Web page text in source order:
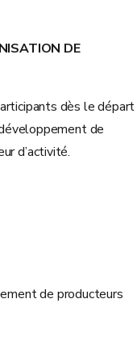
DE
dès le départ
de
d’activité.
de producteurs